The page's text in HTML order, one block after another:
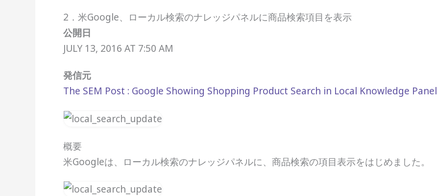
2．米Google、ローカル検索のナレッジパネルに商品検索項目を表示
公開日
JULY 13, 2016 AT 7:50 AM
発信元
The SEM Post : Google Showing Shopping Product Search in Local Knowledge Panel
概要
米Googleは、ローカル検索のナレッジパネルに、商品検索の項目表示をはじめました。